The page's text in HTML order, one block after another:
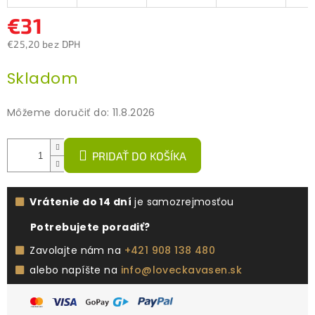
€31
€25,20 bez DPH
cena:
Skladom
Môžeme doručiť do: 11.8.2026
PRIDAŤ DO KOŠÍKA
Vrátenie do 14 dní je samozrejmosťou
Potrebujete poradiť?
Zavolajte nám na +421 908 138 480
alebo napíšte na info@loveckavasen.sk